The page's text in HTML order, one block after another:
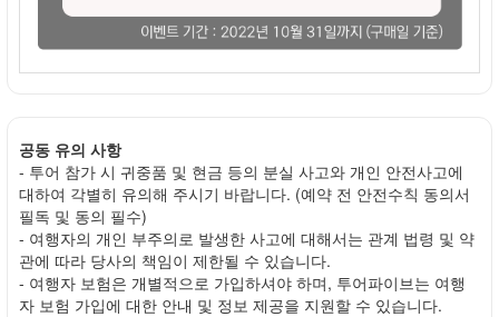
공동 유의 사항
- 투어 참가 시 귀중품 및 현금 등의 분실 사고와 개인 안전사고에
대하여 각별히 유의해 주시기 바랍니다. (예약 전 안전수칙 동의서
필독 및 동의 필수)
- 여행자의 개인 부주의로 발생한 사고에 대해서는 관계 법령 및 약
관에 따라 당사의 책임이 제한될 수 있습니다.
- 여행자 보험은 개별적으로 가입하셔야 하며, 투어파이브는 여행
자 보험 가입에 대한 안내 및 정보 제공을 지원할 수 있습니다.